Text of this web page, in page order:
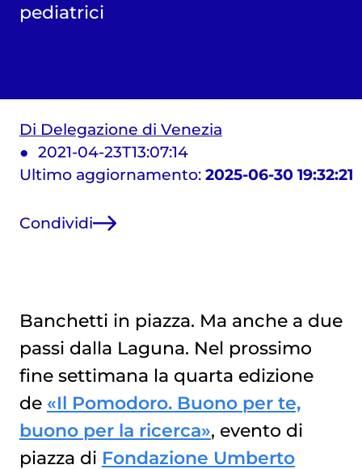
pediatrici
Di Delegazione di Venezia
2021-04-23T13:07:14
Ultimo aggiornamento: 2025-06-30 19:32:21
Condividi
Banchetti in piazza. Ma anche a due
passi dalla Laguna. Nel prossimo
fine settimana la quarta edizione
de «Il Pomodoro. Buono per te,
buono per la ricerca», evento di
piazza di Fondazione Umberto